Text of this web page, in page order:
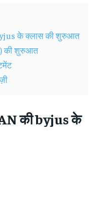
के क्लास की शुरुआत
की शुरुआत
की byjus के